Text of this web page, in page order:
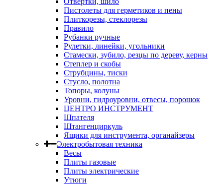
Пистолеты для герметиков и пены
Плиткорезы, стеклорезы
Правило
Рубанки ручные
Рулетки, линейки, угольники
Стамески, зубило, резцы по дереву, керны
Степлер и скобы
Струбцины, тиски
Стусло, полотна
Топоры, колуны
Уровни, гидроуровни, отвесы, порошок
ЦЕНТРО ИНСТРУМЕНТ
Шпателя
Штангенциркуль
Ящики для инструмента, органайзеры
Электробытовая техника
Весы
Плиты газовые
Плиты электрические
Утюги